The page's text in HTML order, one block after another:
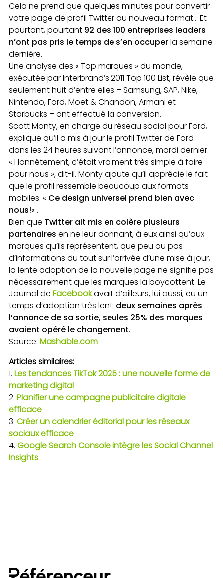
Cela ne prend que quelques minutes pour convertir
votre page de profil Twitter au nouveau format… Et
pourtant, pourtant 92 des 100 entreprises leaders
n’ont pas pris le temps de s’en occuperla semaine
dernière.
Une analyse des « Top marques » du monde,
exécutée par Interbrand’s 2011 Top 100 List, révèle que
seulement huit d’entre elles – Samsung, SAP, Nike,
Nintendo, Ford, Moet & Chandon, Armani et
Starbucks – ont effectué la conversion.
Scott Monty, en charge du réseau social pour Ford,
explique qu’il a mis à jour le profil Twitter de Ford
dans les 24 heures suivant l’annonce, mardi dernier.
« Honnêtement, c’était vraiment très simple à faire
pour nous », dit-il. Monty ajoute qu’il apprécie le fait
que le profil ressemble beaucoup aux formats
mobiles. « Ce design universel prend bien avec
nous!« .
Bien que Twitter ait mis en colère plusieurs
partenaires en ne leur donnant, à eux ainsi qu’aux
marques qu’ils représentent, que peu ou pas
d’informations du tout sur l’arrivée d’une mise à jour,
la lente adoption de la nouvelle page ne signifie pas
nécessairement que les marques la boycottent. Le
Journal de Facebookavait d’ailleurs, lui aussi, eu un
temps d’adoption très lent: deux semaines après
l’annonce de sa sortie, seules 25% des marques
avaient opéré le changement.
Source: Mashable.com
Articles similaires:
Les tendances TikTok 2025 : une nouvelle forme de
marketing digital
Planifier une campagne publicitaire digitale
efficace
Créer un calendrier éditorial pour les réseaux
sociaux efficace
Google Search Console intègre les Social Channel
Insights